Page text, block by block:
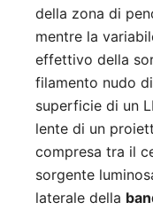
della zona di
mentre la
effettivo della
filamento nudo
superficie di un
lente di un
compresa tra il
sorgente
laterale della